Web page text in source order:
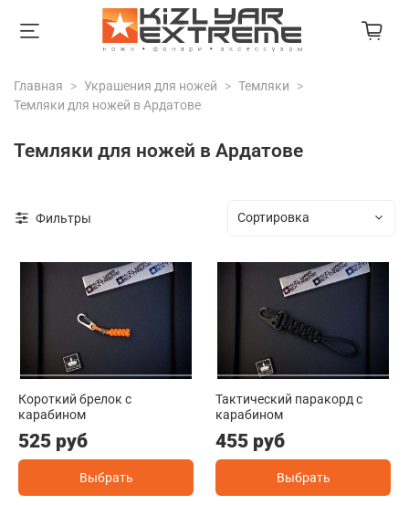
Главная Украшения для ножей
Темляки
Темляки для ножей в Ардатове
Темляки для ножей в Ардатове
Фильтры
Короткий брелок с
карабином
525 руб
Выбрать
Тактический паракорд с
карабином
455 руб
Выбрать